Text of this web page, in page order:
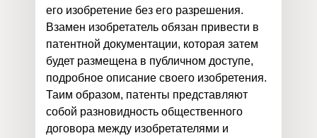
его изобретение без его разрешения.
Взамен изобретатель обязан привести в
патентной документации, которая затем
будет размещена в публичном доступе,
подробное описание своего изобретения.
Таим образом, патенты представляют
собой разновидность общественного
договора между изобретателями и